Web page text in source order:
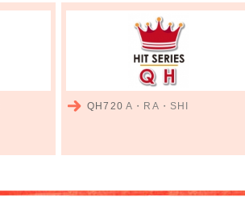
QH720A・RA・SHI